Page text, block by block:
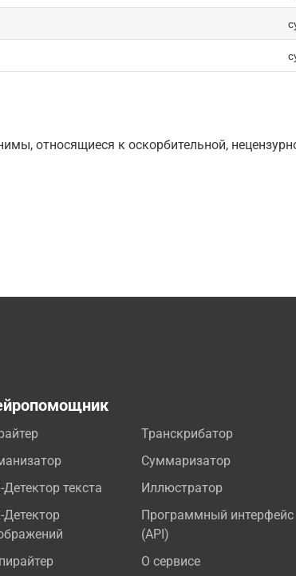
относящиеся к оскорбительной,
текста
Транскрибатор
Суммаризатор
Иллюстратор
Программный интерфейс
(API)
О сервисе